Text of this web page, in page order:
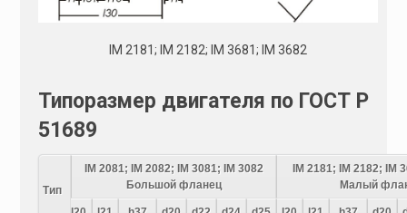
IM 2181; IM 2182; IM 3681; IM 3682
Типоразмер двигателя по ГОСТ Р
51689
Тип
IM 2081; IM 2082; IM 3081; IM 3082
Большой фланец
IM 2181; IM 2182; IM
Малый